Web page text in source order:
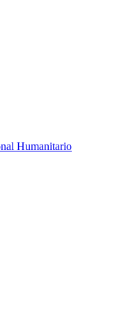
Humanitario